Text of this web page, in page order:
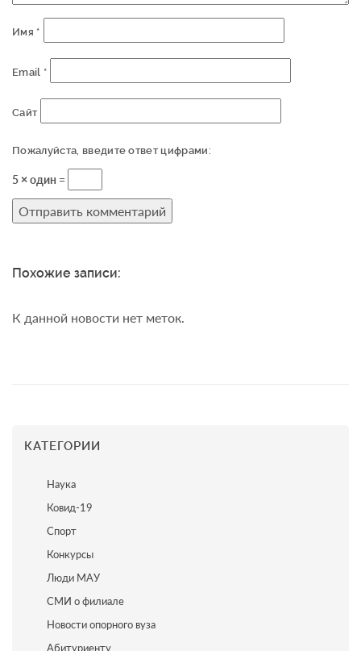
Имя *
Email *
Сайт
Пожалуйста, введите ответ цифрами:
5 × один =
Похожие записи:
К данной новости нет меток.
КАТЕГОРИИ
Наука
Ковид-19
Спорт
Конкурсы
Люди МАУ
СМИ о филиале
Новости опорного вуза
Абитуриенту